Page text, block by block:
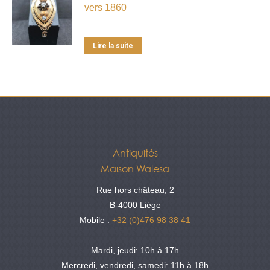
vers 1860
Lire la suite
Antiquités
Maison Walesa
Rue hors château, 2
B-4000 Liège
Mobile : +32 (0)476 98 38 41
Mardi, jeudi: 10h à 17h
Mercredi, vendredi, samedi: 11h à 18h